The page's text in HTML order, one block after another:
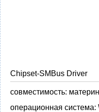
Chipset-SMBus Driver
совместимость:
операционная система: